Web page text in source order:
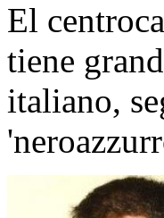
El
tiene
italiano,